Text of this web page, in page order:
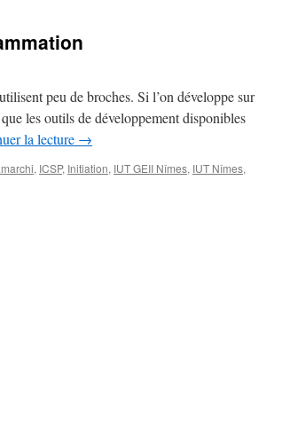
peu de broches. Si l’on développe sur
les outils de développement disponibles
la lecture →
, ICSP, Initiation, IUT GEII Nîmes, IUT Nîmes,